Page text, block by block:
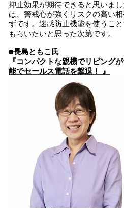
抑止効果が期待できると思いま
は、警戒心が強くリスクの高い
ずです。迷惑防止機能を使うこ
もらいたいと思った次第です。
■長島ともこ氏
『コンパクトな親機でリビング
能でセールス電話を撃退！ 』